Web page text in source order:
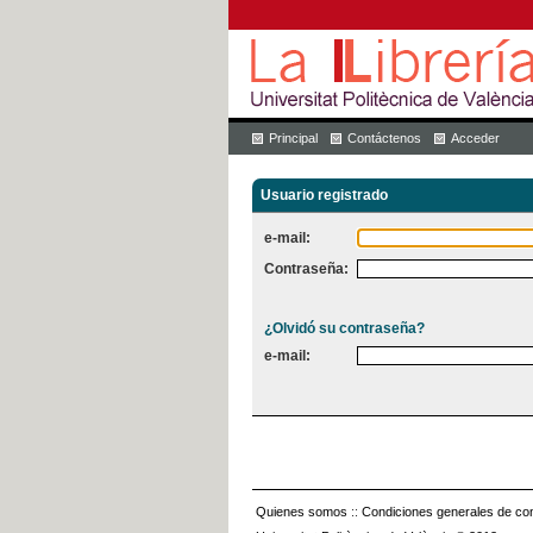
Principal Contáctenos Acceder
Usuario registrado
e-mail:
Contraseña:
¿Olvidó su contraseña?
e-mail:
Quienes somos :: Condiciones generales de